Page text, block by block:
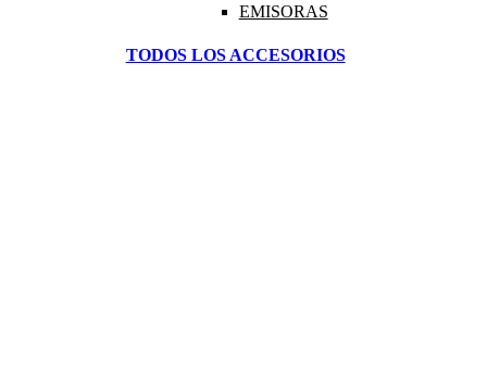
EMISORAS
TODOS LOS ACCESORIOS